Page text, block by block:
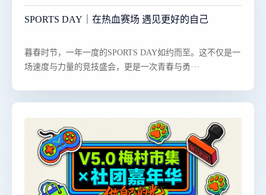
SPORTS DAY｜在热血赛场 遇见更好的自己
​​暮春时节，一年一度的SPORTS DAY如约而至。这不仅是一
场速度与力量的竞技盛会，更是一次青春与勇···